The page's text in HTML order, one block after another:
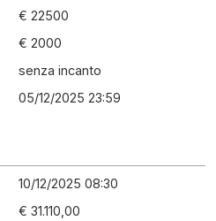
€ 22500
€ 2000
senza incanto
05/12/2025 23:59
10/12/2025 08:30
€ 31.110,00